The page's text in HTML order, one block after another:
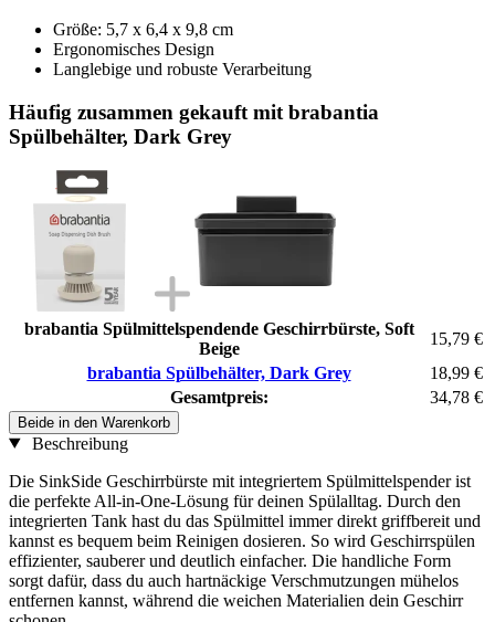
Größe: 5,7 x 6,4 x 9,8 cm
Ergonomisches Design
Langlebige und robuste Verarbeitung
Häufig zusammen gekauft mit brabantia
Spülbehälter, Dark Grey
brabantia Spülmittelspendende Geschirrbürste, Soft
Beige
15,79 €
brabantia Spülbehälter, Dark Grey
18,99 €
Gesamtpreis:
34,78 €
Beide in den Warenkorb
Beschreibung
Die SinkSide Geschirrbürste mit integriertem Spülmittelspender ist
die perfekte All-in-One-Lösung für deinen Spülalltag. Durch den
integrierten Tank hast du das Spülmittel immer direkt griffbereit und
kannst es bequem beim Reinigen dosieren. So wird Geschirrspülen
effizienter, sauberer und deutlich einfacher. Die handliche Form
sorgt dafür, dass du auch hartnäckige Verschmutzungen mühelos
entfernen kannst, während die weichen Materialien dein Geschirr